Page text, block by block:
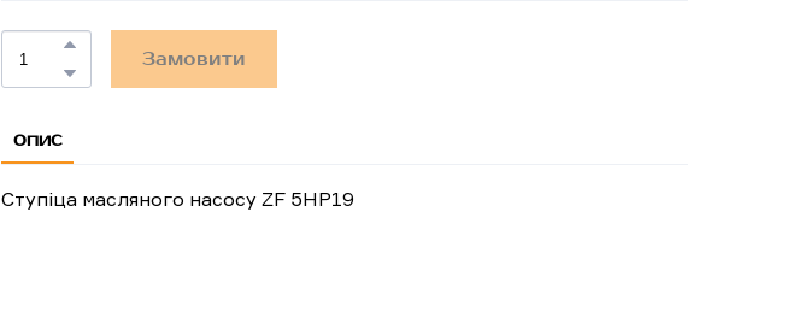
Замовити
ОПИС
Ступіца масляного насосу ZF 5HP19